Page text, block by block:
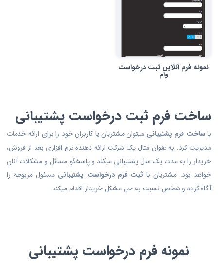
نمونه فرم آنلاین ثبت درخواست
وام
ساخت فرم ثبت درخواست پشتیبانی
باساخت فرم پشتیبانی میتوان مشتریان یا کاربران خود را برای ارائه خدمات
مدیریت کرد. به عنوان مثال یک شرکت ارائه دهنده نرم افزاری بعد از فروش،
خریدار را به مدت یک سال پشتیبانی میکند و پاسخگو مسائل و مشکلات آنان
خواهد بود. مشتریان با ثبت فرم درخواست پشتیبانی مسئول مربوطه را
آگاه کرده و شخص نسبت به حل مشکل خریدار اقدام میکند.
نمونه فرم درخواست پشتیبانی